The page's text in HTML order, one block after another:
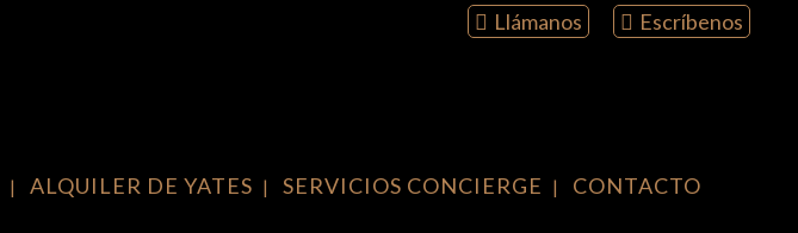
Llámanos Escríbenos
ALQUILER DE YATES SERVICIOS CONCIERGE CONTACTO